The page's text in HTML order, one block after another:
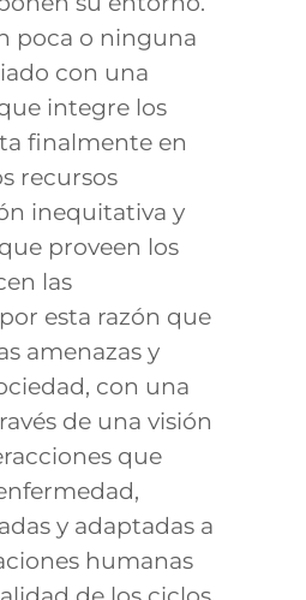
poca o ninguna
con una
integre los
finalmente en
recursos
inequitativa y
proveen los
las
esta razón que
amenazas y
con una
de una visión
que
y adaptadas a
humanas